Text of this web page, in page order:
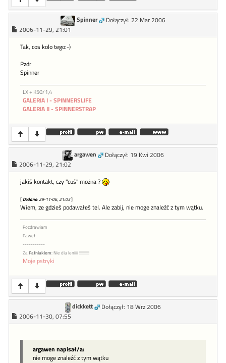
Spinner
Dołączył: 22 Mar 2006
2006-11-29, 21:01
Tak, cos kolo tego:-)
Pzdr
Spinner
LX + K50/1,4
GALERIA I - SPINNERSLIFE
GALERIA II - SPINNERSTRAP
argawen
Dołączył: 19 Kwi 2006
2006-11-29, 21:02
jakiś kontakt, czy "cuś" można ?
[ Dodano: 29-11-06, 21:03]
Wiem, ze gdzieś podawałeś tel. Ale zabij, nie moge znaleźć z tym wątku.
Pozdrawiam
Paweł
-----------
Za Fafniakiem: Nie dla leniiii !!!!!!!!!!
Moje pstryki
dickkett
Dołączył: 18 Wrz 2006
2006-11-30, 07:55
argawen napisał/a:
nie moge znaleźć z tym wątku